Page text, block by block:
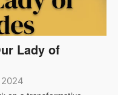
Lady of